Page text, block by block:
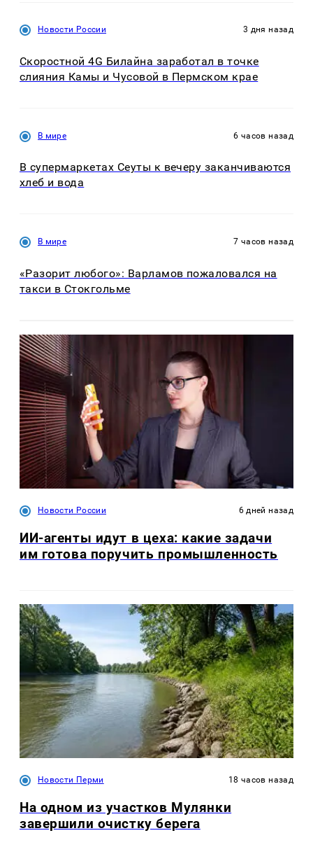
Новости России 3 дня назад
Скоростной 4G Билайна заработал в точке
слияния Камы и Чусовой в Пермском крае
В мире 6 часов назад
В супермаркетах Сеуты к вечеру заканчиваются
хлеб и вода
В мире 7 часов назад
«Разорит любого»: Варламов пожаловался на
такси в Стокгольме
Новости России 6 дней назад
ИИ-агенты идут в цеха: какие задачи
им готова поручить промышленность
Новости Перми 18 часов назад
На одном из участков Мулянки
завершили очистку берега